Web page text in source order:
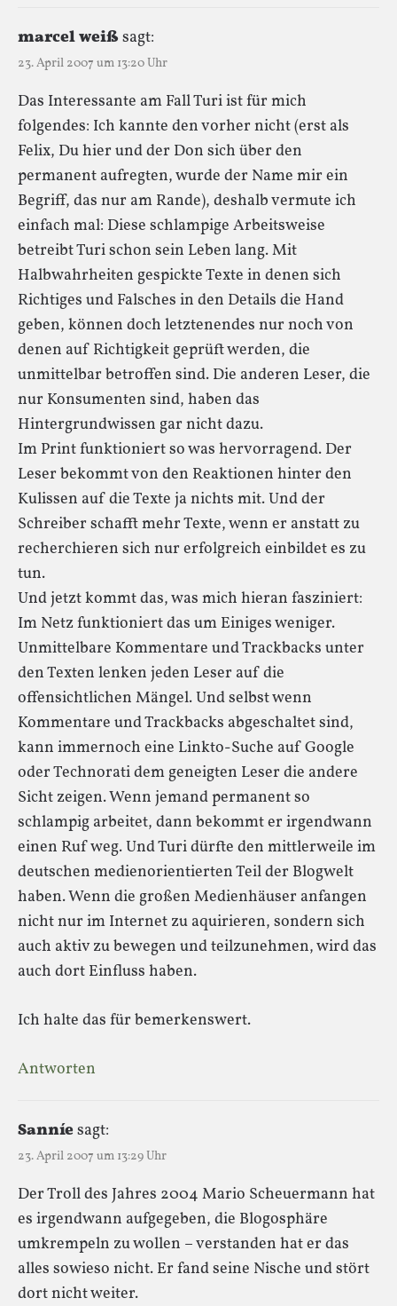
marcel weißsagt:
23. April 2007 um 13:20 Uhr
Das Interessante am Fall Turi ist für mich
folgendes: Ich kannte den vorher nicht (erst als
Felix, Du hier und der Don sich über den
permanent aufregten, wurde der Name mir ein
Begriff, das nur am Rande), deshalb vermute ich
einfach mal: Diese schlampige Arbeitsweise
betreibt Turi schon sein Leben lang. Mit
Halbwahrheiten gespickte Texte in denen sich
Richtiges und Falsches in den Details die Hand
geben, können doch letztenendes nur noch von
denen auf Richtigkeit geprüft werden, die
unmittelbar betroffen sind. Die anderen Leser, die
nur Konsumenten sind, haben das
Hintergrundwissen gar nicht dazu.
Im Print funktioniert so was hervorragend. Der
Leser bekommt von den Reaktionen hinter den
Kulissen auf die Texte ja nichts mit. Und der
Schreiber schafft mehr Texte, wenn er anstatt zu
recherchieren sich nur erfolgreich einbildet es zu
tun.
Und jetzt kommt das, was mich hieran fasziniert:
Im Netz funktioniert das um Einiges weniger.
Unmittelbare Kommentare und Trackbacks unter
den Texten lenken jeden Leser auf die
offensichtlichen Mängel. Und selbst wenn
Kommentare und Trackbacks abgeschaltet sind,
kann immernoch eine Linkto-Suche auf Google
oder Technorati dem geneigten Leser die andere
Sicht zeigen. Wenn jemand permanent so
schlampig arbeitet, dann bekommt er irgendwann
einen Ruf weg. Und Turi dürfte den mittlerweile im
deutschen medienorientierten Teil der Blogwelt
haben. Wenn die großen Medienhäuser anfangen
nicht nur im Internet zu aquirieren, sondern sich
auch aktiv zu bewegen und teilzunehmen, wird das
auch dort Einfluss haben.
Ich halte das für bemerkenswert.
Antworten
Sanníesagt:
23. April 2007 um 13:29 Uhr
Der Troll des Jahres 2004 Mario Scheuermann hat
es irgendwann aufgegeben, die Blogosphäre
umkrempeln zu wollen – verstanden hat er das
alles sowieso nicht. Er fand seine Nische und stört
dort nicht weiter.